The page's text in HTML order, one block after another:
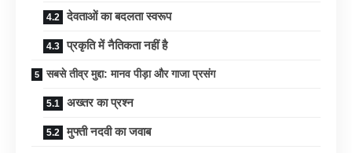
देवताओं का बदलता स्वरूप
प्रकृति में नैतिकता नहीं है
सबसे तीव्र मुद्दा: मानव पीड़ा और गाजा प्रसंग
अख्तर का प्रश्न
मुफ्ती नदवी का जवाब